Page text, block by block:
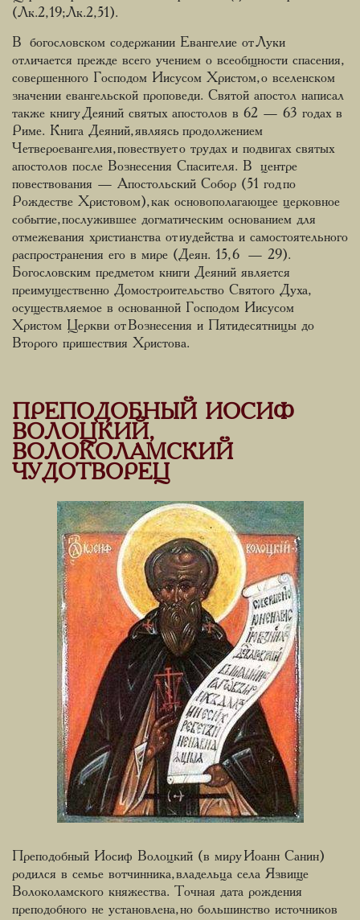
(Лк.2,19;Лк.2,51).
В богословском содержании Евангелие от Луки
отличается прежде всего учением о всеобщности спасения,
совершенного Господом Иисусом Христом, о вселенском
значении евангельской проповеди. Святой апостол написал
также книгу Деяний святых апостолов в 62 — 63 годах в
Риме. Книга Деяний, являясь продолжением
Четвероевангелия, повествует о трудах и подвигах святых
апостолов после Вознесения Спасителя. В центре
повествования — Апостольский Собор (51 год по
Рождестве Христовом), как основополагающее церковное
событие, послужившее догматическим основанием для
отмежевания христианства от иудейства и самостоятельного
распространения его в мире (Деян. 15, 6 — 29).
Богословским предметом книги Деяний является
преимущественно Домостроительство Святого Духа,
осуществляемое в основанной Господом Иисусом
Христом Церкви от Вознесения и Пятидесятницы до
Второго пришествия Христова.
ПРЕПОДОБНЫЙ ИОСИФ
ВОЛОЦКИЙ,
ВОЛОКОЛАМСКИЙ
ЧУДОТВОРЕЦ
Преподобный Иосиф Волоцкий (в миру Иоанн Санин)
родился в семье вотчинника, владельца села Язвище
Волоколамского княжества. Точная дата рождения
преподобного не установлена, но большинство источников